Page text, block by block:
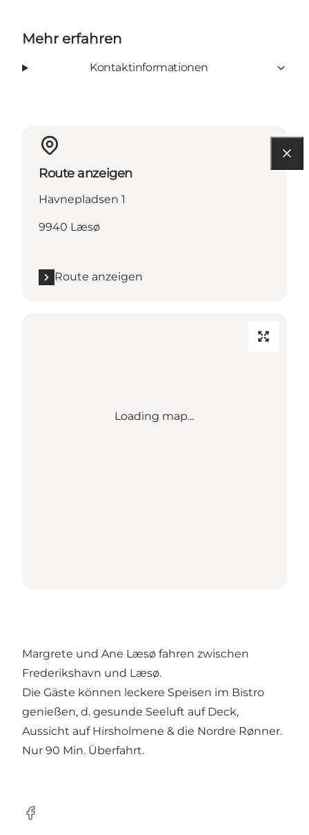
Mehr erfahren
Kontaktinformationen
Route anzeigen
Havnepladsen 1
9940 Læsø
Route anzeigen
Loading map...
Margrete und Ane Læsø fahren zwischen
Frederikshavn und Læsø.
Die Gäste können leckere Speisen im Bistro
genießen, d. gesunde Seeluft auf Deck,
Aussicht auf Hirsholmene & die Nordre Rønner.
Nur 90 Min. Überfahrt.
Facebook